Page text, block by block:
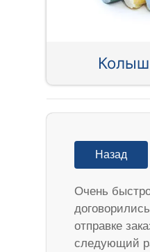
Назад
Очень
отправке
следующий